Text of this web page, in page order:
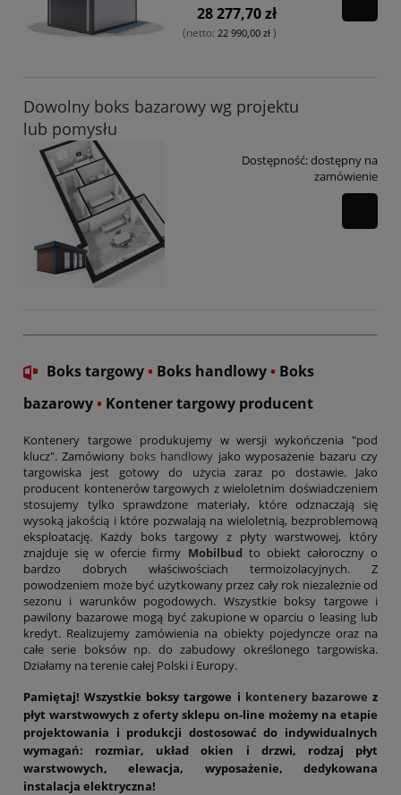
28 277,70 zł
(netto:22 990,00 zł )
Dowolny boks bazarowy wg projektu
lub pomysłu
Dostępność:dostępny na
zamówienie
Boks targowy• Boks handlowy• Boks
bazarowy• Kontener targowy producent
Kontenery targowe produkujemy w wersji wykończenia "pod
klucz". Zamówiony boks handlowy jako wyposażenie bazaru czy
targowiska jest gotowy do użycia zaraz po dostawie. Jako
producent kontenerów targowych z wieloletnim doświadczeniem
stosujemy tylko sprawdzone materiały, które odznaczają się
wysoką jakością i które pozwalają na wieloletnią, bezproblemową
eksploatację. Każdy boks targowy z płyty warstwowej, który
znajduje się w ofercie firmy Mobilbud to obiekt całoroczny o
bardzo dobrych właściwościach termoizolacyjnych. Z
powodzeniem może być użytkowany przez cały rok niezależnie od
sezonu i warunków pogodowych. Wszystkie boksy targowe i
pawilony bazarowe mogą być zakupione w oparciu o leasing lub
kredyt. Realizujemy zamówienia na obiekty pojedyncze oraz na
całe serie boksów np. do zabudowy określonego targowiska.
Działamy na terenie całej Polski i Europy.
Pamiętaj! Wszystkie boksy targowe i kontenery bazarowe z
płyt warstwowych z oferty sklepu on-line możemy na etapie
projektowania i produkcji dostosować do indywidualnych
wymagań: rozmiar, układ okien i drzwi, rodzaj płyt
warstwowych, elewacja, wyposażenie, dedykowana
instalacja elektryczna!